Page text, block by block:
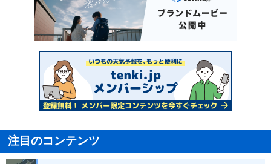
注目のコンテンツ